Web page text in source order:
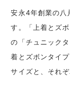
安永4年創業の八
す。「上着とズ
の「チュニック
着とズボンタイ
サイズと、それ